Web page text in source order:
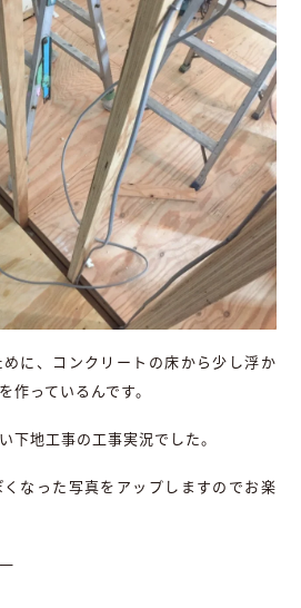
に、コンクリートの床から少し浮か
作っているんです。
下地工事の工事実況でした。
なった写真をアップしますのでお楽